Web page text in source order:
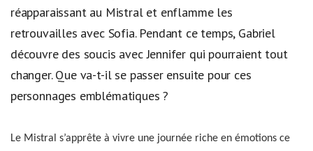
réapparaissant au Mistral et enflamme les
retrouvailles avec Sofia. Pendant ce temps, Gabriel
découvre des soucis avec Jennifer qui pourraient tout
changer. Que va-t-il se passer ensuite pour ces
personnages emblématiques ?
Le Mistral s’apprête à vivre une journée riche en émotions ce